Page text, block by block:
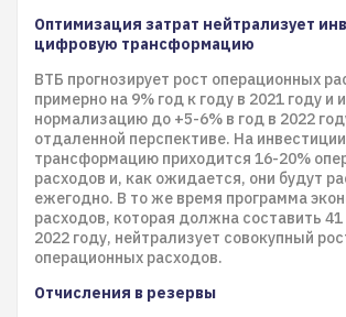
Оптимизация затрат нейтрализует
цифровую трансформацию
ВТБ прогнозирует рост операционных
примерно на 9% год к году в 2021 году
нормализацию до +5-6% в год в 2022
отдаленной перспективе. На
трансформацию приходится 16-20%
расходов и, как ожидается, они будут
ежегодно. В то же время программа
расходов, которая должна составить
2022 году, нейтрализует совокупный
операционных расходов.
Отчисления в резервы